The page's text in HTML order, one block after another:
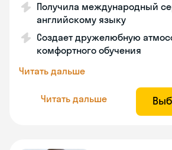
Получила международный
английскому языку
Создает дружелюбную
комфортного обучения
Читать дальше
Читать дальше